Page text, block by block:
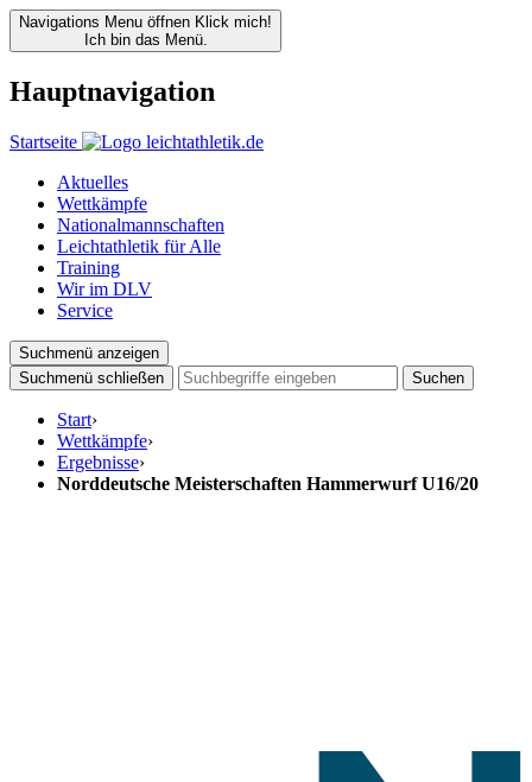
Navigations Menu öffnen Klick mich!
Ich bin das Menü.
Hauptnavigation
Startseite
Aktuelles
Wettkämpfe
Nationalmannschaften
Leichtathletik für Alle
Training
Wir im DLV
Service
Suchmenü anzeigen
Suchmenü schließen
Suchen
Start›
Wettkämpfe›
Ergebnisse›
Norddeutsche Meisterschaften Hammerwurf U16/20